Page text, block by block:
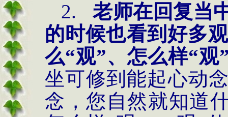
2.
老师在回复当
的时候也看到好多
么“观”、怎么样“观
坐可修到能起心动
念，您自然就知道